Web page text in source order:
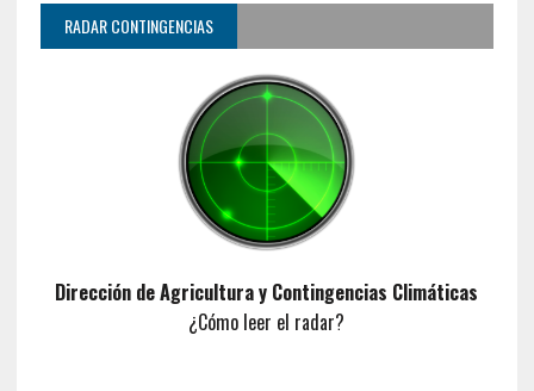
RADAR CONTINGENCIAS
Dirección de Agricultura y Contingencias Climáticas
¿Cómo leer el radar?